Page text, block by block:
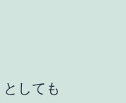
しても